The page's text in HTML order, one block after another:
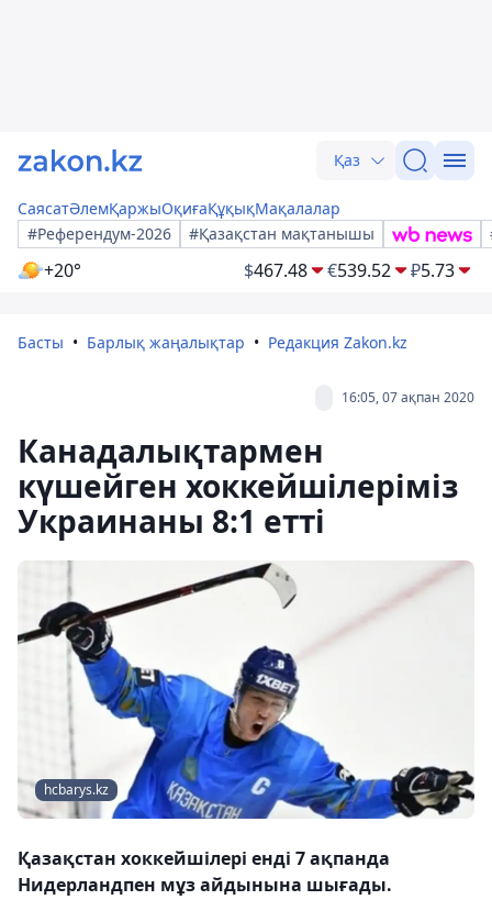
Қаз
СаясатӘлемҚаржыОқиғаҚұқықМақалалар
#Референдум-2026
#Қазақстан мақтанышы
+20° $467.48 €539.52 ₽5.73
Басты Барлық жаңалықтар Редакция Zakon.kz
16:05, 07 ақпан 2020
Канадалықтармен
күшейген хоккейшілеріміз
Украинаны 8:1 етті
hcbarys.kz
Қазақстан хоккейшілері енді 7 ақпанда
Нидерландпен мұз айдынына шығады.